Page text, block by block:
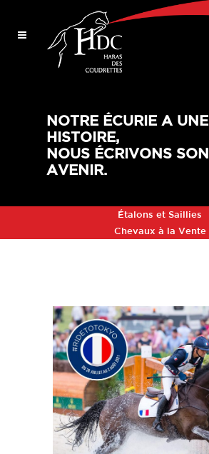
NOTRE ÉCURIE A UNE
HISTOIRE,
NOUS ÉCRIVONS SON
AVENIR.
Étalons et Saillies
Chevaux à la Vente